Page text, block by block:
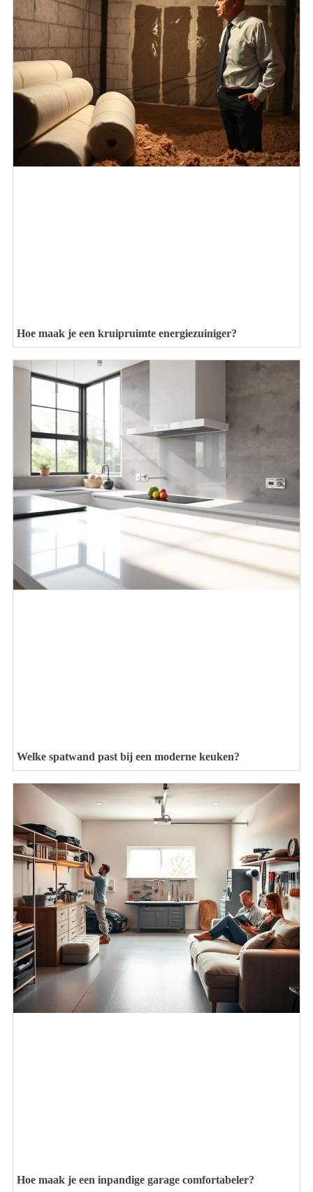
Hoe maak je een kruipruimte energiezuiniger?
Welke spatwand past bij een moderne keuken?
Hoe maak je een inpandige garage comfortabeler?